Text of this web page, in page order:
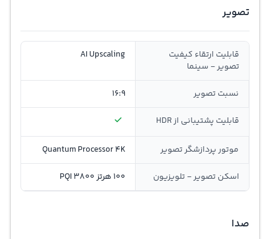
تصویر
قابلیت ارتقاء کیفیت
تصویر - سینما
AI Upscaling
نسبت تصویر 16:9
قابلیت پشتیبانی از HDR
موتور پردازشگر تصویر Quantum Processor 4K
اسکن تصویر - تلویزیون 100 هرتز 3800 PQI
صدا